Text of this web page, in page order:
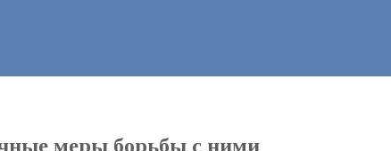
меры борьбы с ними